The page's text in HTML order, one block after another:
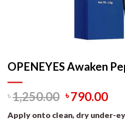
OPENEYES Awaken
৳1,250.00 ৳790.00
Apply onto clean, dry under-